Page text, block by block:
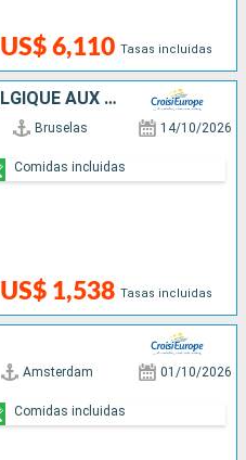
US$ 6,110 Tasas incluidas
ITINÉRAIRE INÉDIT DE LA BELGIQUE AUX PAYS-BAS
Bruselas 14/10/2026
US$ 1,538 Tasas incluidas
Comidas incluidas
Amsterdam 01/10/2026
Comidas incluidas